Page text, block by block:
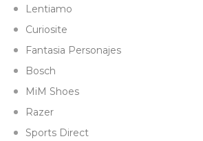
Lentiamo
Curiosite
Fantasia Personajes
Bosch
MiM Shoes
Razer
Sports Direct